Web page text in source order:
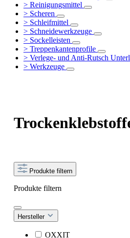
> Reinigungsmittel
> Scheren
> Schleifmittel
> Schneidewerkzeuge
> Sockelleisten
> Treppenkantenprofile
> Verlege- und Anti-Rutsch
> Werkzeuge
Produkte filtern
Produkte filtern
Hersteller
OXXIT